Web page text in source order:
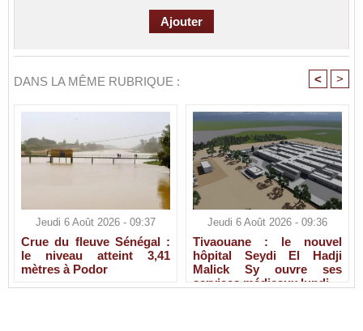
DANS LA MÊME RUBRIQUE : < >
Jeudi 6 Août 2026 - 09:37
Crue du fleuve Sénégal :
le niveau atteint 3,41
mètres à Podor
Jeudi 6 Août 2026 - 09:36
Tivaouane : le nouvel
hôpital Seydi El Hadji
Malick Sy ouvre ses
services médicaux lundi